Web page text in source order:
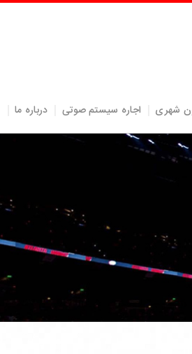
شهری اجاره سیستم صوتی درباره ما